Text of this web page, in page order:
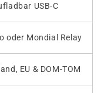
USB-C
oder Mondial Relay
EU & DOM-TOM